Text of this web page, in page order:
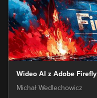
Wideo AI z Adobe Firefly
Michał Wedlechowicz